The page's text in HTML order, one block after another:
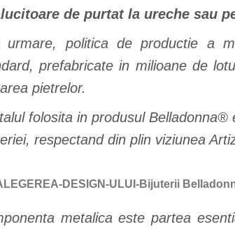
de purtat la ureche sau
urmare, politica de productie a
prefabricate in milioane de
pietrelor.
folosita in produsul
respectand din plin viziunea
metalica este partea